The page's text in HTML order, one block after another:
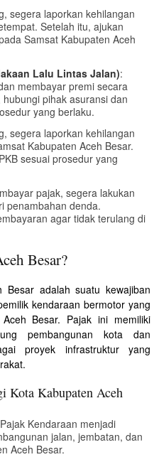
segera laporkan kehilangan
Setelah itu, ajukan
Samsat Kabupaten Aceh
Lalu Lintas Jalan):
membayar premi secara
pihak asuransi dan
yang berlaku.
segera laporkan kehilangan
Kabupaten Aceh Besar.
sesuai prosedur yang
pajak, segera lakukan
penambahan denda.
agar tidak terulang di
Besar?
Besar adalah suatu kewajiban
kendaraan bermotor yang
Besar. Pajak ini memiliki
pembangunan kota dan
proyek infrastruktur yang
Kota Kabupaten Aceh
Kendaraan menjadi
jalan, jembatan, dan
Aceh Besar.